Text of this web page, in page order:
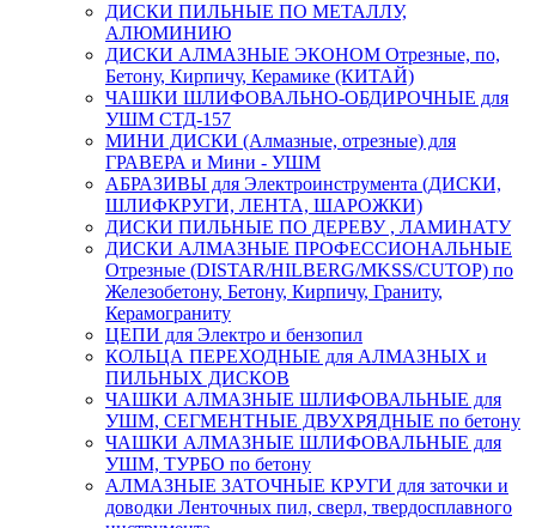
ДИСКИ ПИЛЬНЫЕ ПО МЕТАЛЛУ,
АЛЮМИНИЮ
ДИСКИ АЛМАЗНЫЕ ЭКОНОМ Отрезные, по,
Бетону, Кирпичу, Керамике (КИТАЙ)
ЧАШКИ ШЛИФОВАЛЬНО-ОБДИРОЧНЫЕ для
УШМ СТД-157
МИНИ ДИСКИ (Алмазные, отрезные) для
ГРАВЕРА и Мини - УШМ
АБРАЗИВЫ для Электроинструмента (ДИСКИ,
ШЛИФКРУГИ, ЛЕНТА, ШАРОЖКИ)
ДИСКИ ПИЛЬНЫЕ ПО ДЕРЕВУ , ЛАМИНАТУ
ДИСКИ АЛМАЗНЫЕ ПРОФЕССИОНАЛЬНЫЕ
Отрезные (DISTAR/HILBERG/MKSS/CUTOP) по
Железобетону, Бетону, Кирпичу, Граниту,
Керамограниту
ЦЕПИ для Электро и бензопил
КОЛЬЦА ПЕРЕХОДНЫЕ для АЛМАЗНЫХ и
ПИЛЬНЫХ ДИСКОВ
ЧАШКИ АЛМАЗНЫЕ ШЛИФОВАЛЬНЫЕ для
УШМ, СЕГМЕНТНЫЕ ДВУХРЯДНЫЕ по бетону
ЧАШКИ АЛМАЗНЫЕ ШЛИФОВАЛЬНЫЕ для
УШМ, ТУРБО по бетону
АЛМАЗНЫЕ ЗАТОЧНЫЕ КРУГИ для заточки и
доводки Ленточных пил, сверл, твердосплавного